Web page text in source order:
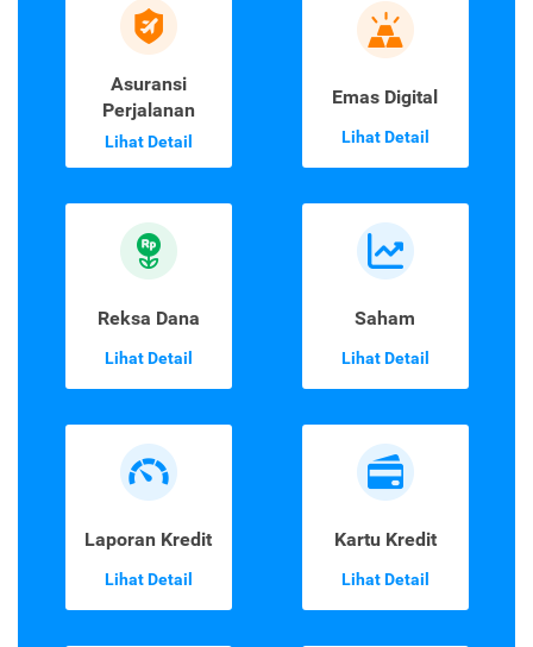
Asuransi
Perjalanan
Lihat Detail
Emas Digital
Lihat Detail
Reksa Dana
Lihat Detail
Saham
Lihat Detail
Laporan Kredit
Lihat Detail
Kartu Kredit
Lihat Detail